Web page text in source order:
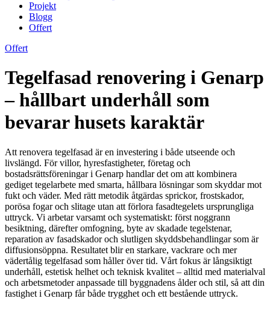
Projekt
Blogg
Offert
Offert
Tegelfasad renovering i Genarp
– hållbart underhåll som
bevarar husets karaktär
Att renovera tegelfasad är en investering i både utseende och
livslängd. För villor, hyresfastigheter, företag och
bostadsrättsföreningar i Genarp handlar det om att kombinera
gediget tegelarbete med smarta, hållbara lösningar som skyddar mot
fukt och väder. Med rätt metodik åtgärdas sprickor, frostskador,
porösa fogar och slitage utan att förlora fasadtegelets ursprungliga
uttryck. Vi arbetar varsamt och systematiskt: först noggrann
besiktning, därefter omfogning, byte av skadade tegelstenar,
reparation av fasadskador och slutligen skyddsbehandlingar som är
diffusionsöppna. Resultatet blir en starkare, vackrare och mer
vädertålig tegelfasad som håller över tid. Vårt fokus är långsiktigt
underhåll, estetisk helhet och teknisk kvalitet – alltid med materialval
och arbetsmetoder anpassade till byggnadens ålder och stil, så att din
fastighet i Genarp får både trygghet och ett bestående uttryck.